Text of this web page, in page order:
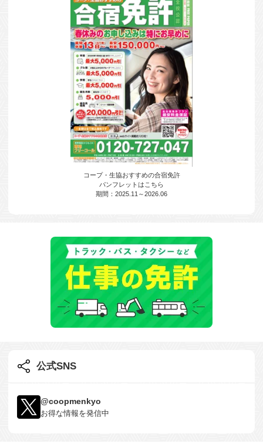
コープ・生協おすすめの合宿免許
パンフレットはこちら
期間：2025.11～2026.06
公式SNS
@coopmenkyo
お得な情報を発信中